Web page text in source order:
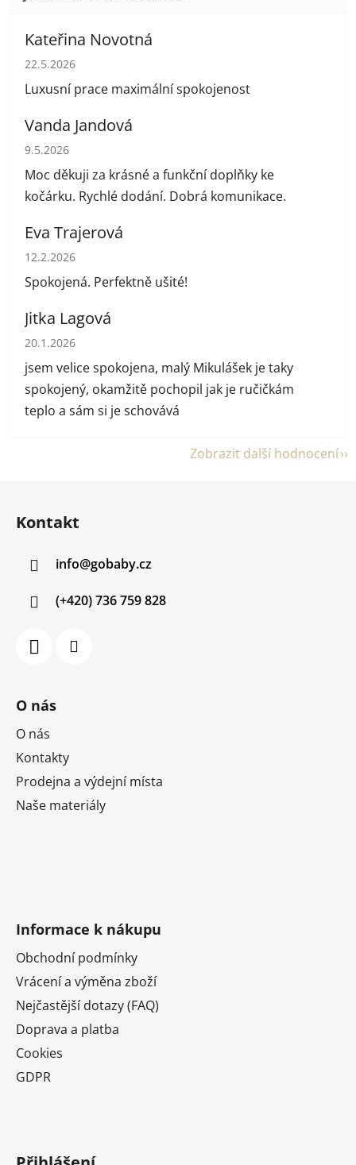
Kateřina Novotná
Hodnocení obchodu je 5 z 5 hvězdiček.
22.5.2026
Luxusní prace maximální spokojenost
Vanda Jandová
Hodnocení obchodu je 5 z 5 hvězdiček.
9.5.2026
Moc děkuji za krásné a funkční doplňky ke
kočárku. Rychlé dodání. Dobrá komunikace.
Eva Trajerová
Hodnocení obchodu je 5 z 5 hvězdiček.
12.2.2026
Spokojená. Perfektně ušité!
Jitka Lagová
Hodnocení obchodu je 5 z 5 hvězdiček.
20.1.2026
jsem velice spokojena, malý Mikulášek je taky
spokojený, okamžitě pochopil jak je ručičkám
teplo a sám si je schovává
Zobrazit další hodnocení
Kontakt
info@gobaby.cz
(+420) 736 759 828
O nás
O nás
Kontakty
Prodejna a výdejní místa
Naše materiály
Informace k nákupu
Obchodní podmínky
Vrácení a výměna zboží
Nejčastější dotazy (FAQ)
Doprava a platba
Cookies
GDPR